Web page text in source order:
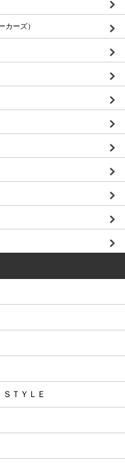
カーズ）
ＴＹＬＥ